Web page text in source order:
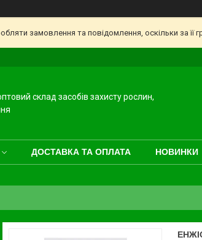
замовлення та повідомлення, оскільки за
склад засобів захисту рослин,
ДОСТАВКА ТА ОПЛАТА НОВИНКИ